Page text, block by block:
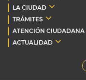
LA CIUDAD
TRÁMITES
ATENCIÓN CIUDADANA
ACTUALIDAD